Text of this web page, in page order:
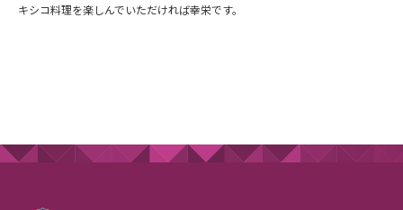
キシコ料理を楽しんでいただければ幸栄です。